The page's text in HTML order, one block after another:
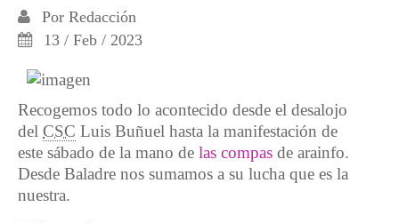
Por Redacción
13 / Feb / 2023
Recogemos todo lo acontecido desde el desalojo
del CSC Luis Buñuel hasta la manifestación de
este sábado de la mano de las compas de arainfo.
Desde Baladre nos sumamos a su lucha que es la
nuestra.